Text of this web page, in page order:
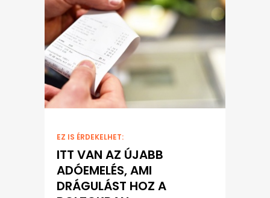
EZ IS ÉRDEKELHET:
ITT VAN AZ ÚJABB
ADÓEMELÉS, AMI
DRÁGULÁST HOZ A